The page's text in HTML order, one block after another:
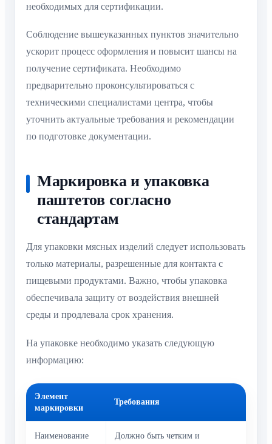
необходимых для сертификации.
Соблюдение вышеуказанных пунктов значительно
ускорит процесс оформления и повысит шансы на
получение сертификата. Необходимо
предварительно проконсультироваться с
техническими специалистами центра, чтобы
уточнить актуальные требования и рекомендации
по подготовке документации.
Маркировка и упаковка
паштетов согласно
стандартам
Для упаковки мясных изделий следует использовать
только материалы, разрешенные для контакта с
пищевыми продуктами. Важно, чтобы упаковка
обеспечивала защиту от воздействия внешней
среды и продлевала срок хранения.
На упаковке необходимо указать следующую
информацию:
Элемент
маркировки
Требования
Наименование
Должно быть четким и